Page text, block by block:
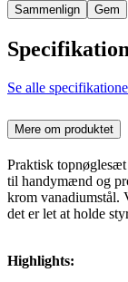
Sammenlign Gem
Se alle
Mere om produktet
Praktisk
til handymænd og
krom vanadiumstål.
det er let at holde
Highlights: